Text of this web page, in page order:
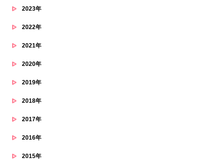
2023年
2022年
2021年
2020年
2019年
2018年
2017年
2016年
2015年